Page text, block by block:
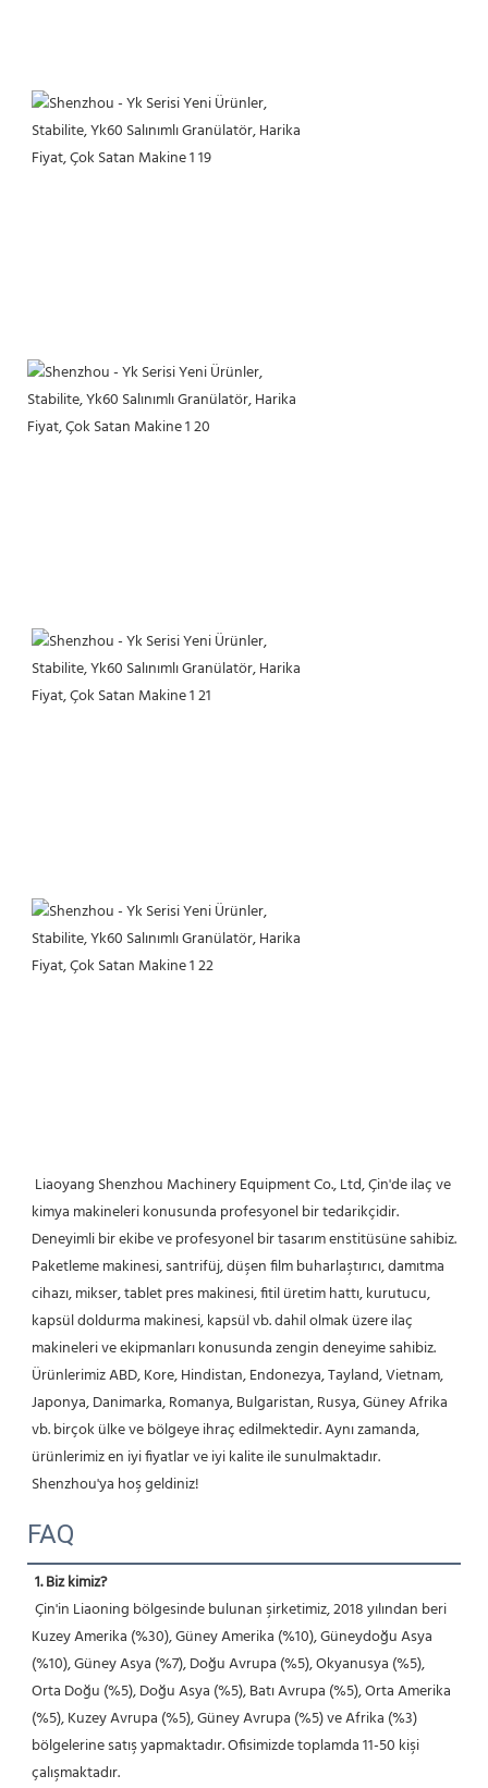
kimya makineleri konusunda profesyonel bir tedarikçidir.
Deneyimli bir ekibe ve profesyonel bir tasarım enstitüsüne sahibiz.
Paketleme makinesi, santrifüj, düşen film buharlaştırıcı, damıtma
cihazı, mikser, tablet pres makinesi, fitil üretim hattı, kurutucu,
kapsül doldurma makinesi, kapsül vb. dahil olmak üzere ilaç
makineleri ve ekipmanları konusunda zengin deneyime sahibiz.
Ürünlerimiz ABD, Kore, Hindistan, Endonezya, Tayland, Vietnam,
Japonya, Danimarka, Romanya, Bulgaristan, Rusya, Güney Afrika
vb. birçok ülke ve bölgeye ihraç edilmektedir. Aynı zamanda,
ürünlerimiz en iyi fiyatlar ve iyi kalite ile sunulmaktadır.
Shenzhou'ya hoş geldiniz!
FAQ
1. Biz kimiz?
Kuzey Amerika (%30), Güney Amerika (%10), Güneydoğu Asya
(%10), Güney Asya (%7), Doğu Avrupa (%5), Okyanusya (%5),
Orta Doğu (%5), Doğu Asya (%5), Batı Avrupa (%5), Orta Amerika
(%5), Kuzey Avrupa (%5), Güney Avrupa (%5) ve Afrika (%3)
bölgelerine satış yapmaktadır. Ofisimizde toplamda 11-50 kişi
çalışmaktadır.